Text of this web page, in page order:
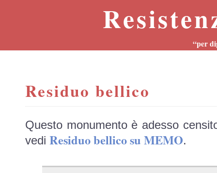
“per
Residuo bellico
Questo monumento è adesso
vedi Residuo bellico su MEMO.